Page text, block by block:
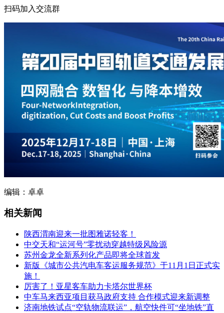
扫码加入交流群
编辑：卓卓
相关新闻
陕西渭南迎来一批图雅诺轻客！
中交天和“运河号”零扰动穿越特级风险源
苏州金龙全新系列化产品即将全球首发
新版《城市公共汽电车客运服务规范》于11月1日正式实
施！
厉害了！亚星客车助力卡塔尔世界杯
中车马来西亚项目获马政府支持 合作模式迎来新调整
济南地铁试点“空轨物流联运”，航空快件可“坐地铁”直